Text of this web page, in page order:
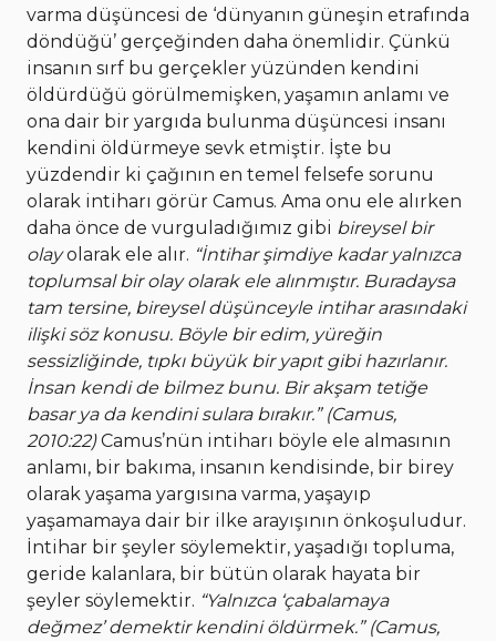
varma düşüncesi de ‘dünyanın güneşin etrafında
döndüğü’ gerçeğinden daha önemlidir. Çünkü
insanın sırf bu gerçekler yüzünden kendini
öldürdüğü görülmemişken, yaşamın anlamı ve
ona dair bir yargıda bulunma düşüncesi insanı
kendini öldürmeye sevk etmiştir. İşte bu
yüzdendir ki çağının en temel felsefe sorunu
olarak intiharı görür Camus. Ama onu ele alırken
daha önce de vurguladığımız gibi bireysel bir
olayolarak ele alır. “İntihar şimdiye kadar yalnızca
toplumsal bir olay olarak ele alınmıştır. Buradaysa
tam tersine, bireysel düşünceyle intihar arasındaki
ilişki söz konusu. Böyle bir edim, yüreğin
sessizliğinde, tıpkı büyük bir yapıt gibi hazırlanır.
İnsan kendi de bilmez bunu. Bir akşam tetiğe
basar ya da kendini sulara bırakır.” (Camus,
2010:22)Camus’nün intiharı böyle ele almasının
anlamı, bir bakıma, insanın kendisinde, bir birey
olarak yaşama yargısına varma, yaşayıp
yaşamamaya dair bir ilke arayışının önkoşuludur.
İntihar bir şeyler söylemektir, yaşadığı topluma,
geride kalanlara, bir bütün olarak hayata bir
şeyler söylemektir. “Yalnızca ‘çabalamaya
değmez’ demektir kendini öldürmek.” (Camus,